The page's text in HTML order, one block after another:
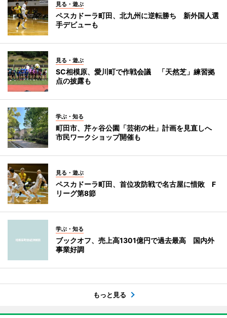
見る・遊ぶ
ペスカドーラ町田、北九州に逆転勝ち 新外国人選
手デビューも
見る・遊ぶ
SC相模原、愛川町で作戦会議 「天然芝」練習拠
点の披露も
学ぶ・知る
町田市、芹ヶ谷公園「芸術の杜」計画を見直しへ
市民ワークショップ開催も
見る・遊ぶ
ペスカドーラ町田、首位攻防戦で名古屋に惜敗 F
リーグ第8節
学ぶ・知る
ブックオフ、売上高1301億円で過去最高 国内外
事業好調
もっと見る